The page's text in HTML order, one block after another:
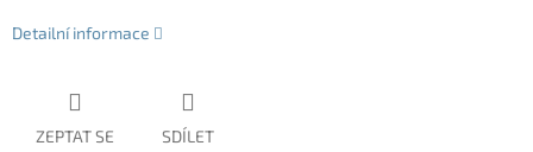
Detailní informace
ZEPTAT SE SDÍLET